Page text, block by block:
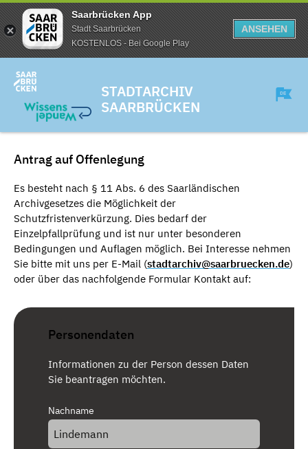
Saarbrücken App
Stadt Saarbrücken
KOSTENLOS - Bei Google Play
ANSEHEN
STADTARCHIV
SAARBRÜCKEN
Antrag auf Offenlegung
Es besteht nach § 11 Abs. 6 des Saarländischen
Archivgesetzes die Möglichkeit der
Schutzfristenverkürzung. Dies bedarf der
Einzelpfallprüfung und ist nur unter besonderen
Bedingungen und Auflagen möglich. Bei Interesse nehmen
Sie bitte mit uns per E-Mail (stadtarchiv@saarbruecken.de)
oder über das nachfolgende Formular Kontakt auf:
Personendaten
Informationen zu der Person dessen Daten
Sie beantragen möchten.
Nachname